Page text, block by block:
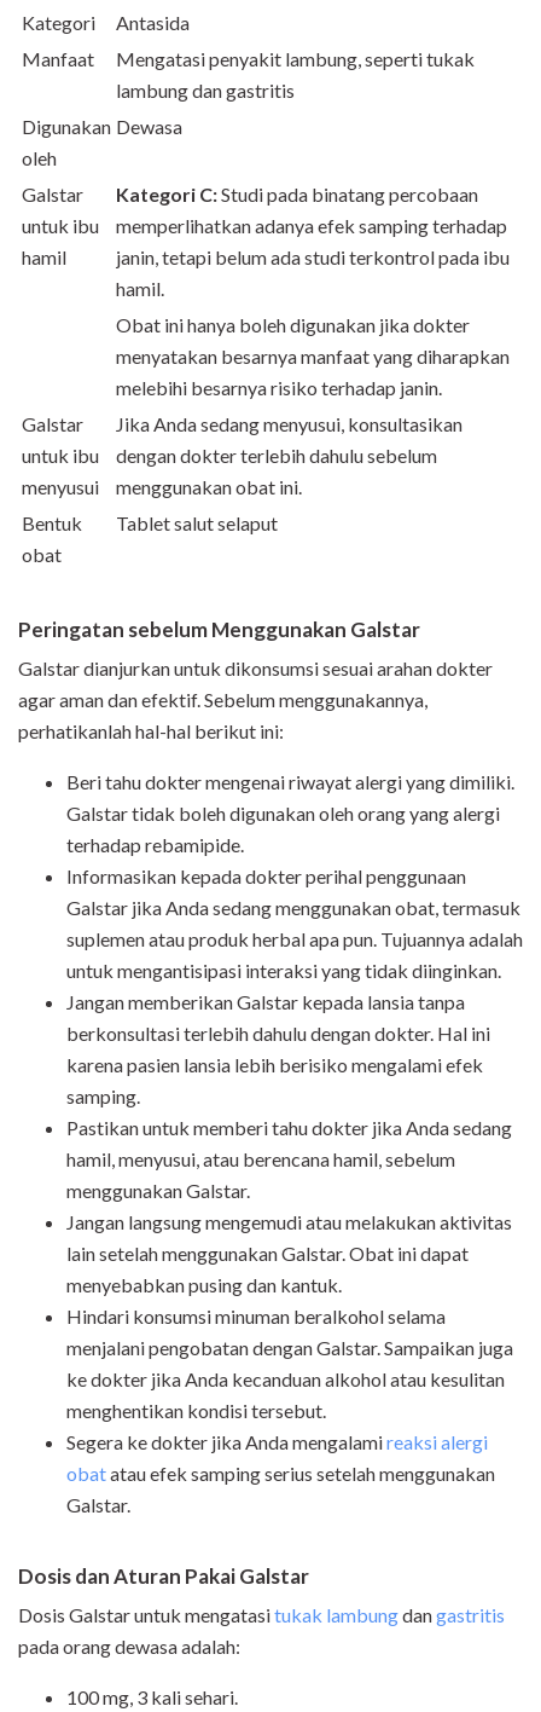
Kategori
Antasida
Manfaat
Mengatasi penyakit lambung, seperti tukak
lambung dan gastritis
Digunakan
oleh
Dewasa
Galstar
untuk ibu
hamil
Kategori C:Studi pada binatang percobaan
memperlihatkan adanya efek samping terhadap
janin, tetapi belum ada studi terkontrol pada ibu
hamil.
Obat ini hanya boleh digunakan jika dokter
menyatakan besarnya manfaat yang diharapkan
melebihi besarnya risiko terhadap janin.
Galstar
untuk ibu
menyusui
Jika Anda sedang menyusui, konsultasikan
dengan dokter terlebih dahulu sebelum
menggunakan obat ini.
Bentuk
obat
Tablet salut selaput
Peringatan sebelum Menggunakan Galstar
Galstar dianjurkan untuk dikonsumsi sesuai arahan dokter
agar aman dan efektif. Sebelum menggunakannya,
perhatikanlah hal-hal berikut ini:
Beri tahu dokter mengenai riwayat alergi yang dimiliki.
Galstar tidak boleh digunakan oleh orang yang alergi
terhadap rebamipide.
Informasikan kepada dokter perihal penggunaan
Galstar jika Anda sedang menggunakan obat, termasuk
suplemen atau produk herbal apa pun. Tujuannya adalah
untuk mengantisipasi interaksi yang tidak diinginkan.
Jangan memberikan Galstar kepada lansia tanpa
berkonsultasi terlebih dahulu dengan dokter. Hal ini
karena pasien lansia lebih berisiko mengalami efek
samping.
Pastikan untuk memberi tahu dokter jika Anda sedang
hamil, menyusui, atau berencana hamil, sebelum
menggunakan Galstar.
Jangan langsung mengemudi atau melakukan aktivitas
lain setelah menggunakan Galstar. Obat ini dapat
menyebabkan pusing dan kantuk.
Hindari konsumsi minuman beralkohol selama
menjalani pengobatan dengan Galstar. Sampaikan juga
ke dokter jika Anda kecanduan alkohol atau kesulitan
menghentikan kondisi tersebut.
Segera ke dokter jika Anda mengalamireaksi alergi
obatatau efek samping serius setelah menggunakan
Galstar.
Dosis dan Aturan Pakai Galstar
Dosis Galstar untuk mengatasitukak lambungdangastritis
pada orang dewasa adalah:
100 mg, 3 kali sehari.